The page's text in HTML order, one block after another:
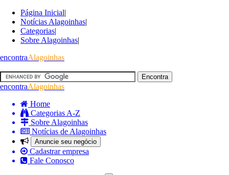
Página Inicial|
Notícias Alagoinhas|
Categorias|
Sobre Alagoinhas|
encontraAlagoinhas
encontraAlagoinhas
Home
Categorias A-Z
Sobre Alagoinhas
Notícias de Alagoinhas
Anuncie seu negócio
Cadastrar empresa
Fale Conosco